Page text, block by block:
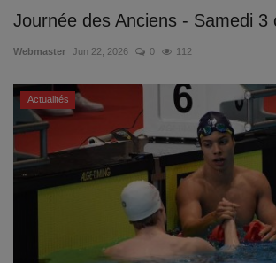
Journée des Anciens - Samedi 3
Webmaster Jun 22, 2026 0 112
Actualités